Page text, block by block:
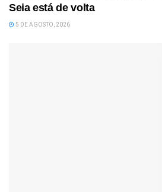
Seia está de volta
5 DE AGOSTO, 2026